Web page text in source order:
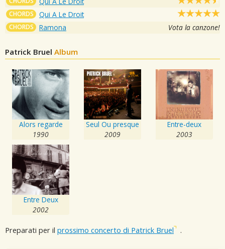
CHORDS Qui A Le Droit
CHORDS Ramona Vota la canzone!
Patrick Bruel Album
Alors regarde
1990
Seul Ou presque
2009
Entre-deux
2003
Entre Deux
2002
Preparati per il prossimo concerto di Patrick Bruel .